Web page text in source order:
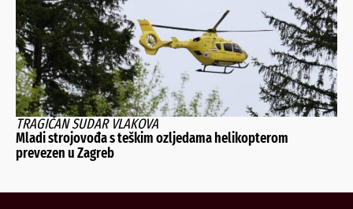
TRAGIČAN SUDAR VLAKOVA
Mladi strojovođa s teškim ozljedama helikopterom
prevezen u Zagreb